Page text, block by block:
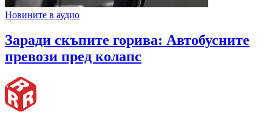
Новините в аудио
Заради скъпите горива: Автобусните
превози пред колапс